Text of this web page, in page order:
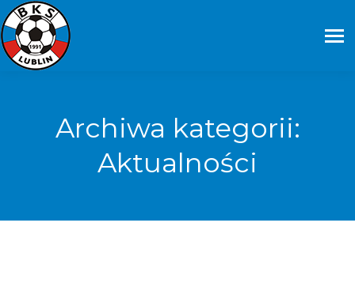
Archiwa kategorii:
Aktualności